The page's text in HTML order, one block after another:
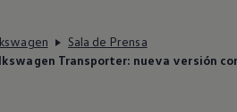
Sala de Prensa
Transporter: nueva versión